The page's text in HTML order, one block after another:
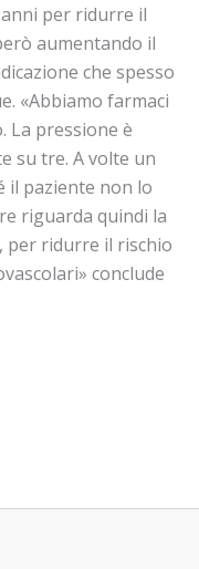
per ridurre il
aumentando il
che spesso
«Abbiamo farmaci
La pressione è
su tre. A volte un
il paziente non lo
riguarda quindi la
per ridurre il rischio
conclude